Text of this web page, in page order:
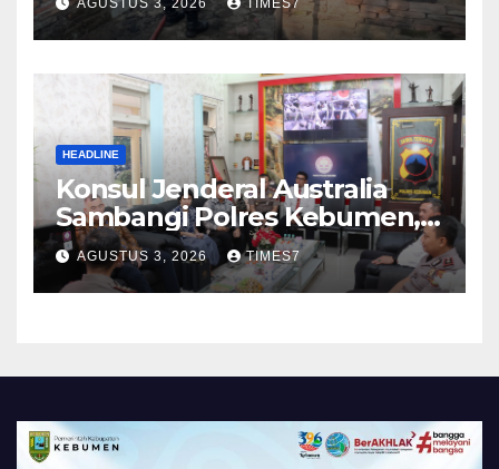
HEADLINE
Konsul Jenderal Australia
Sambangi Polres Kebumen,
Pererat Silaturahmi
AGUSTUS 3, 2026 TIMES7